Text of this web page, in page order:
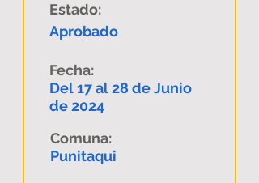
Estado:
Aprobado
Fecha:
Del 17 al 28 de Junio
de 2024
Comuna:
Punitaqui